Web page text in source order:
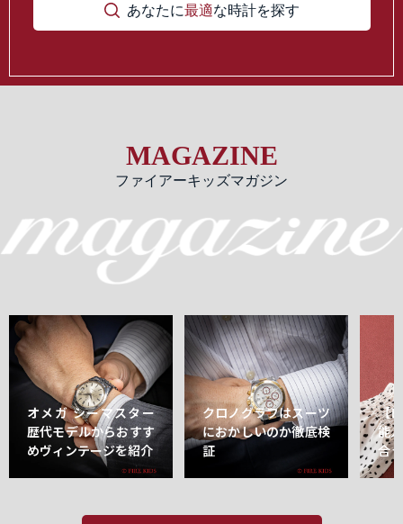
あなたに最適な時計を探す
MAGAZINE
ファイアーキッズマガジン
オメガ シーマスター
歴代モデルからおすす
めヴィンテージを紹介
クロノグラフはスーツ
におかしいのか徹底検
証
【
能
合